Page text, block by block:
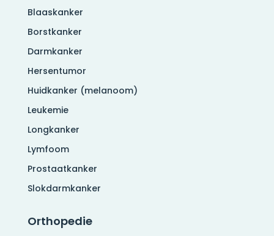
Blaaskanker
Borstkanker
Darmkanker
Hersentumor
Huidkanker (melanoom)
Leukemie
Longkanker
Lymfoom
Prostaatkanker
Slokdarmkanker
Orthopedie